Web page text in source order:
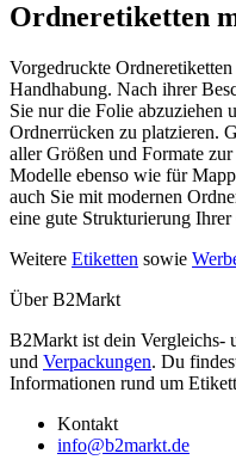
Ordneretiketten
Vorgedruckte
Handhabung. Nach ihrer
Sie nur die Folie abzuziehen
Ordnerrücken zu platzieren.
aller Größen und Formate
Modelle ebenso wie für
auch Sie mit modernen
eine gute Strukturierung Ihrer
Weitere Etiketten sowie
Über B2Markt
B2Markt ist dein Vergleichs-
und Verpackungen. Du
Informationen rund um
Kontakt
info@b2markt.de